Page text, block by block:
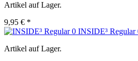
Artikel auf Lager.
9,95 € *
INSIDE³ Regular
Artikel auf Lager.